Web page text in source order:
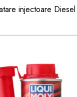
injectoare